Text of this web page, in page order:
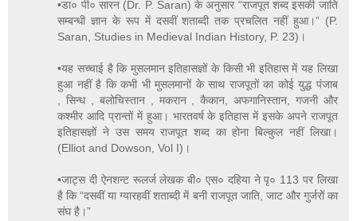
•डा० पी० सारन (Dr. P. Saran) के अनुसार “राजपूत शब्द इसकी जाति
सम्बन्धी ज्ञान के रूप में दसवीं शताब्दी तक प्रचलित नहीं हुआ।” (P.
Saran, Studies in Medieval Indian History, P. 23)।
•यह सच्चाई है कि मुसलमान इतिहासज्ञों के किसी भी इतिहास में यह लिखा
हुआ नहीं है कि कभी भी मुसलमानों के साथ राजपूतों का कोई युद्ध पंजाब
, सिन्ध , बलोचिस्तान , मकरान , कैकान, अफगानिस्तान, गजनी और
कश्मीर आदि प्रान्तों में हुआ। भारतवर्ष के इतिहास में इसके अपने राजपूत
इतिहासज्ञों ने उस समय राजपूत शब्द का होना बिल्कुल नहीं लिखा।
(Elliot and Dowson, Vol I)।
•जाट्स दी ऐनशन्ट रूलर्ज लेखक बी० एस० दहिया ने पृ० 113 पर लिखा
है कि “दसवीं या ग्यारहवीं शताब्दी में बनी राजपूत जाति, जाट और गुर्जरों का
संघ है।”